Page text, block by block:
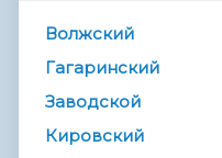
Волжский
Гагаринский
Заводской
Кировский